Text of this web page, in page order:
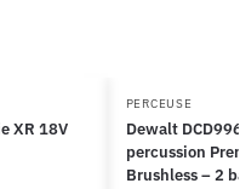
XR 18V
PERCEUSE
Dewalt
percussion
Brushless – 2